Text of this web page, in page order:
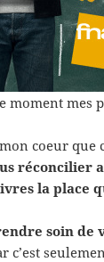
moment mes
mon coeur que
réconcilier
la place
soin de
c’est